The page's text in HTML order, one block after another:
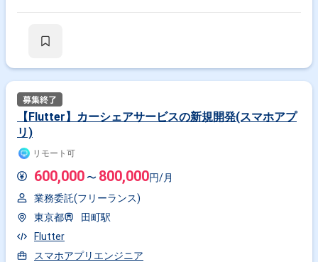
【Flutter】カーシェアサービスの新規開発(スマホアプ
リ)
リモート可
600,000 〜 800,000円/月
業務委託(フリーランス)
東京都
田町駅
Flutter
スマホアプリエンジニア